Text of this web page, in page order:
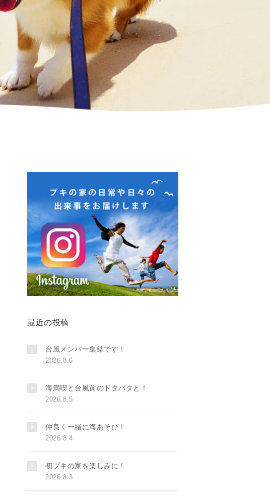
最近の投稿
台風メンバー集結です！
2026.8.6
海満喫と台風前のドタバタと！
2026.8.5
仲良く一緒に海あそび！
2026.8.4
初プキの家を楽しみに！
2026.8.3